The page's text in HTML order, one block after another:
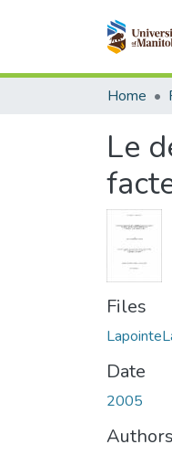
Home
Le
Files
Date
2005
Authors